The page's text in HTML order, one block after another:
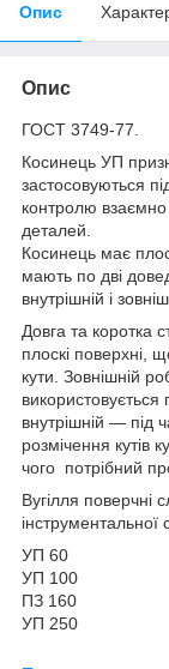
Опис
Опис
ГОСТ 3749-77.
Косинець УП
застосовуються
контролю
деталей.
Косинець має
мають по дві
внутрішній і
Довга та коротка
плоскі поверхні,
кути. Зовнішній
використовується
внутрішній — під
розмічення кутів
чого потрібний
Вугілля поверчні
інструментальної
УП 60
УП 100
ПЗ 160
УП 250